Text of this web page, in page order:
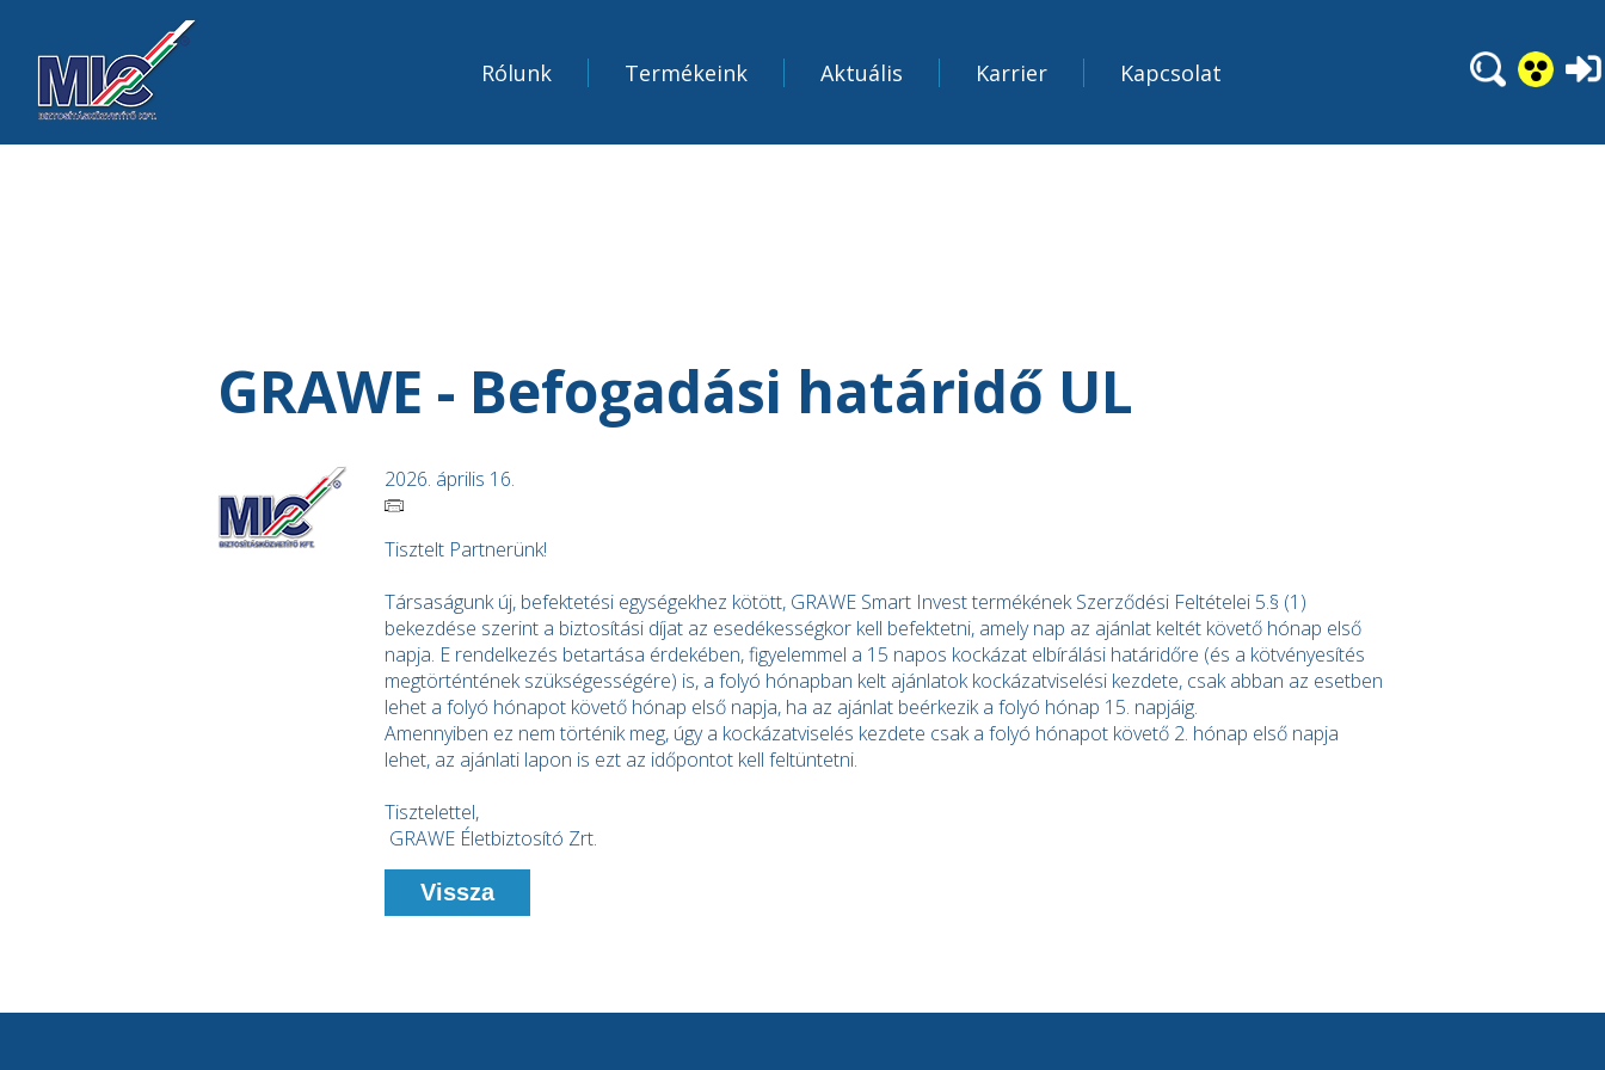
Rólunk Termékeink Aktuális Karrier Kapcsolat
GRAWE - Befogadási határidő UL
2026. április 16.
Tisztelt Partnerünk!
Társaságunk új, befektetési egységekhez kötött, GRAWE Smart Invest termékének Szerződési Feltételei 5.§ (1)
bekezdése szerint a biztosítási díjat az esedékességkor kell befektetni, amely nap az ajánlat keltét követő hónap első
napja. E rendelkezés betartása érdekében, figyelemmel a 15 napos kockázat elbírálási határidőre (és a kötvényesítés
megtörténtének szükségességére) is, a folyó hónapban kelt ajánlatok kockázatviselési kezdete, csak abban az esetben
lehet a folyó hónapot követő hónap első napja, ha az ajánlat beérkezik a folyó hónap 15. napjáig.
Amennyiben ez nem történik meg, úgy a kockázatviselés kezdete csak a folyó hónapot követő 2. hónap első napja
lehet, az ajánlati lapon is ezt az időpontot kell feltüntetni.
Tisztelettel,
GRAWE Életbiztosító Zrt.
Vissza